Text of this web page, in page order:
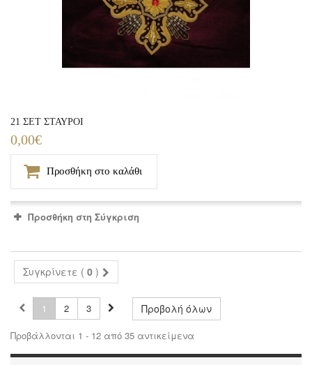
21 ΣΕΤ ΣΤΑΥΡΟΙ
0,00€
Προσθήκη στο καλάθι
Προσθήκη στη Σύγκριση
Συγκρίνετε ( 0 )
Προβολή όλων
1 2 3
Προβάλλονται 1 - 12 από 35 αντικείμενα